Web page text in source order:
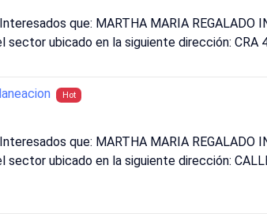
que: MARTHA MARIA REGALADO
sector ubicado en la siguiente dirección:
Hot
que: MARTHA MARIA REGALADO
sector ubicado en la siguiente dirección: